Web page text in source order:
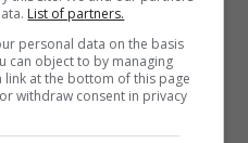
al mondo. Il prezzo
l’anno. Ma non solo,
il quarto Paese al
tasse e per spese di
List of partners.
personal data on the basis
can object to by managing
at the bottom of this page
withdraw consent in privacy